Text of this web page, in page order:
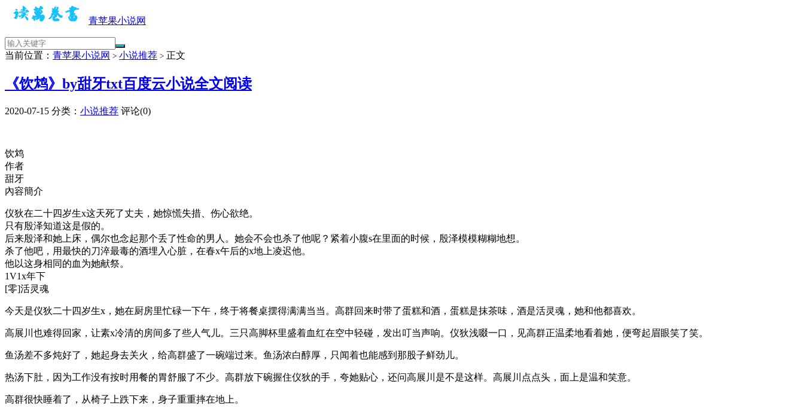
青苹果小说网
当前位置： 青苹果小说网 > 小说推荐 > 正文
《饮鸩》by甜牙txt百度云小说全文阅读
2020-07-15 分类： 小说推荐 评论(0)
饮鸩
作者
甜牙
內容簡介
仪狄在二十四岁生x这天死了丈夫，她惊慌失措、伤心欲绝。
只有殷泽知道这是假的。
后来殷泽和她上床，偶尔也念起那个丢了性命的男人。她会不会也杀了他呢？紧着小腹s在里面的时候，殷泽模模糊糊地想。
杀了他吧，用最快的刀淬最毒的酒埋入心脏，在春x午后的x地上凌迟他。
他以这身相同的血为她献祭。
1V1x年下
[零]活灵魂
今天是仪狄二十四岁生x，她在厨房里忙碌一下午，终于将餐桌摆得满满当当。高群回来时带了蛋糕和酒，蛋糕是抹茶味，酒是活灵魂，她和他都喜欢。
高展川也难得回家，让素x冷清的房间多了些人气儿。三只高脚杯里盛着血红在空中轻碰，发出叮当声响。仪狄浅啜一口，见高群正温柔地看着她，便弯起眉眼笑了笑。
鱼汤差不多炖好了，她起身去关火，给高群盛了一碗端过来。鱼汤浓白醇厚，只闻着也能感到那股子鲜劲儿。
热汤下肚，因为工作没有按时用餐的胃舒服了不少。高群放下碗握住仪狄的手，夸她贴心，还问高展川是不是这样。高展川点点头，面上是温和笑意。
高群很快睡着了，从椅子上跌下来，身子重重摔在地上。